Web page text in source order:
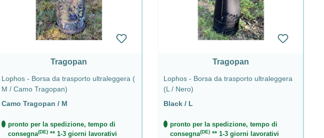
Tragopan
Lophos - Borsa da trasporto ultraleggera (
M / Camo Tragopan)
Camo Tragopan / M
pronto per la spedizione, tempo di
consegna(DE) ** 1-3 giorni lavorativi
Tragopan
Lophos - Borsa da trasporto ultraleggera
(L / Nero)
Black / L
pronto per la spedizione, tempo di
consegna(DE)** 1-3 giorni lavorativi